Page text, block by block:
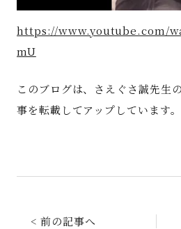
https://www.youtube.com/
mU
このブログは、さえぐさ誠先生
事を転載してアップしています。
< 前の記事へ